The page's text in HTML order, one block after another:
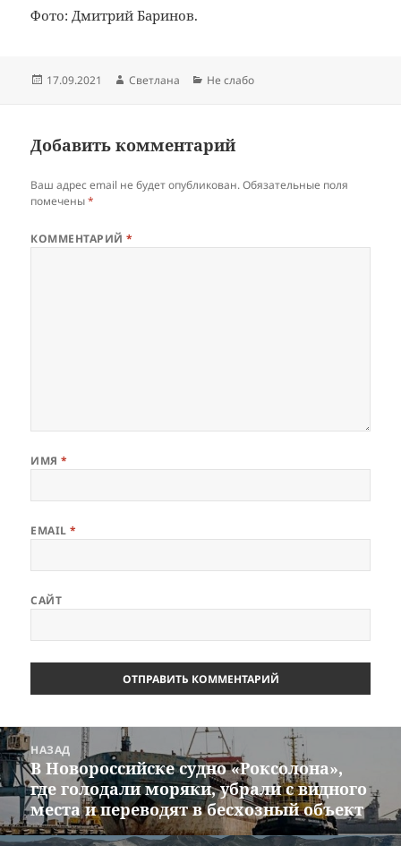
Фото: Дмитрий Баринов.
Опубликовано
17.09.2021 Автор
Светлана Рубрики
Не слабо
Добавить комментарий
Ваш адрес email не будет опубликован. Обязательные поля
помечены*
КОММЕНТАРИЙ*
ИМЯ*
EMAIL*
САЙТ
Навигация
по
записям
НАЗАД
Предыдущая
запись:
В Новороссийске судно «Роксолона»,
где голодали моряки, убрали с видного
места и переводят в бесхозный объект